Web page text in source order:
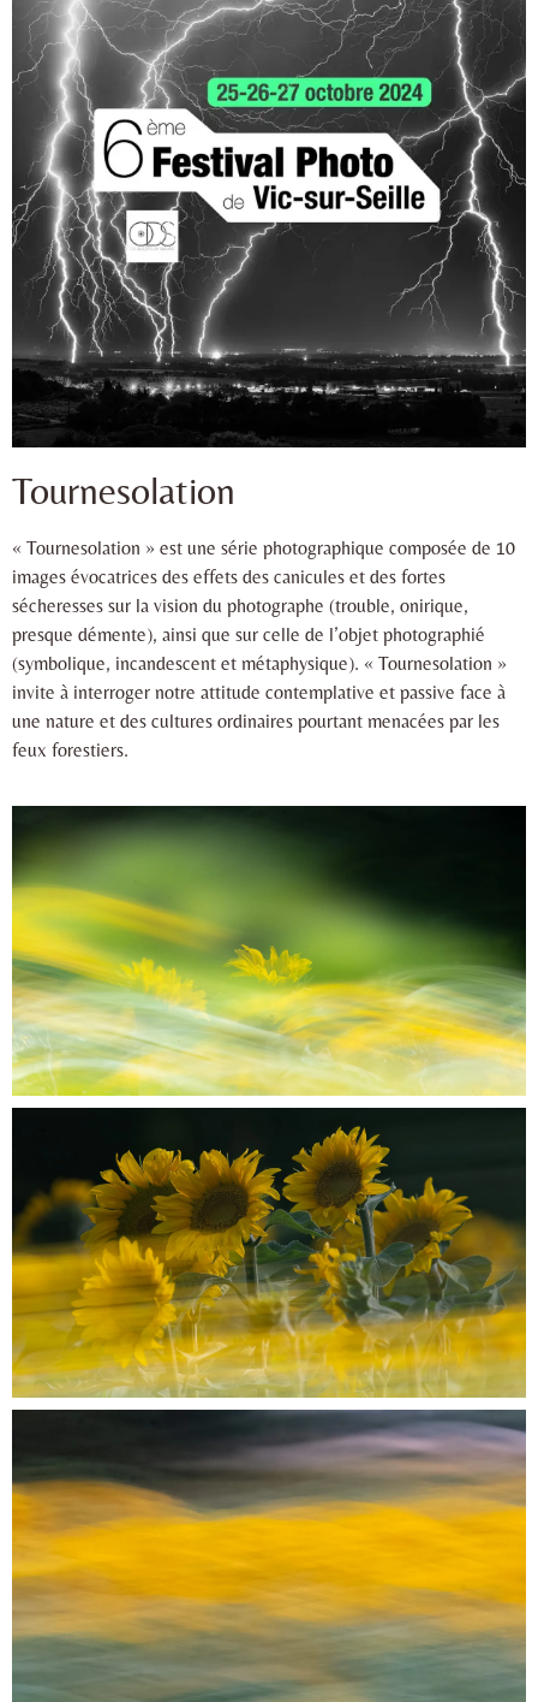
Tournesolation
« Tournesolation » est une série photographique composée de 10
images évocatrices des effets des canicules et des fortes
sécheresses sur la vision du photographe (trouble, onirique,
presque démente), ainsi que sur celle de l’objet photographié
(symbolique, incandescent et métaphysique). « Tournesolation »
invite à interroger notre attitude contemplative et passive face à
une nature et des cultures ordinaires pourtant menacées par les
feux forestiers.